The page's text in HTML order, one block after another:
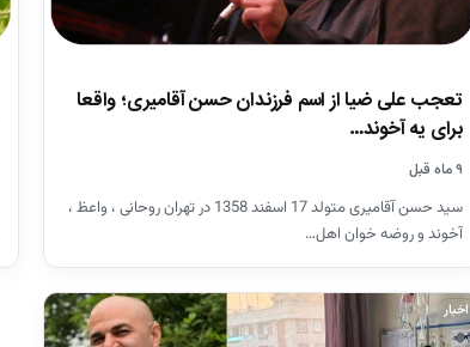
تعجب علی ضیا از اسم فرزندان حسن آقامیری؛ واقعا
برای یه آخوند…
۹ ماه قبل
سید حسن آقامیری متولد 17 اسفند 1358 در تهران روحانی ، واعظ ،
آخوند و روضه خوان اهل…
اخبار